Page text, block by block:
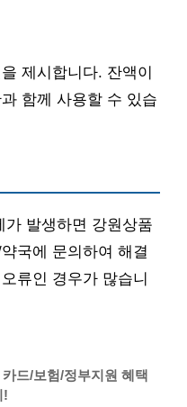
제시합니다. 잔액이
함께 사용할 수 있습
발생하면 강원상품
국에 문의하여 해결
류인 경우가 많습니
드/보험/정부지원 혜택
!